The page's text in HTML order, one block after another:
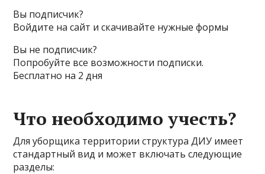
Вы подписчик?
Войдите на сайт и скачивайте нужные формы
Вы не подписчик?
Попробуйте все возможности подписки.
Бесплатно на 2 дня
Что необходимо учесть?
Для уборщика территории структура ДИУ имеет
стандартный вид и может включать следующие
разделы: